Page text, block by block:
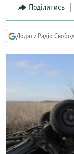
навігації
Перейти
до
пошуку
ЕКОНОМІКА
СУСПІЛЬСТВО
КУЛЬТУРА
РОСІЙСЬКА
ДОНБАС.РЕАЛІЇ
КРИМ.РЕАЛІЇ
ТИ ЯК?
МУЛЬТИМЕДІА
ФОТО
СПЕЦПРОЄКТИ
Поділитись
Додати Радіо